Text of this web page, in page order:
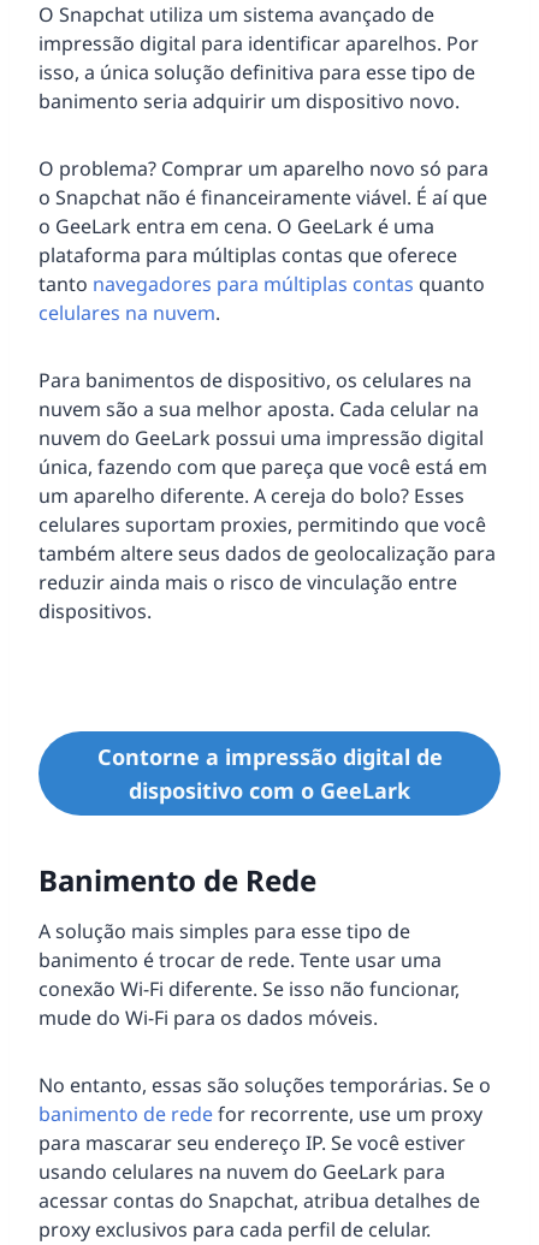
O Snapchat utiliza um sistema avançado de
impressão digital para identificar aparelhos. Por
isso, a única solução definitiva para esse tipo de
banimento seria adquirir um dispositivo novo.
O problema? Comprar um aparelho novo só para
o Snapchat não é financeiramente viável. É aí que
o GeeLark entra em cena. O GeeLark é uma
plataforma para múltiplas contas que oferece
tanto navegadores para múltiplas contas quanto
celulares na nuvem.
Para banimentos de dispositivo, os celulares na
nuvem são a sua melhor aposta. Cada celular na
nuvem do GeeLark possui uma impressão digital
única, fazendo com que pareça que você está em
um aparelho diferente. A cereja do bolo? Esses
celulares suportam proxies, permitindo que você
também altere seus dados de geolocalização para
reduzir ainda mais o risco de vinculação entre
dispositivos.
Contorne a impressão digital de
dispositivo com o GeeLark
Banimento de Rede
A solução mais simples para esse tipo de
banimento é trocar de rede. Tente usar uma
conexão Wi-Fi diferente. Se isso não funcionar,
mude do Wi-Fi para os dados móveis.
No entanto, essas são soluções temporárias. Se o
banimento de redefor recorrente, use um proxy
para mascarar seu endereço IP. Se você estiver
usando celulares na nuvem do GeeLark para
acessar contas do Snapchat, atribua detalhes de
proxy exclusivos para cada perfil de celular.